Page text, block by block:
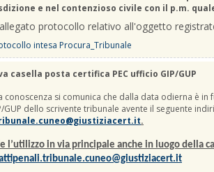
e nel contenzioso civile con il p.m.
protocollo relativo all'oggetto
intesa Procura_Tribunale
casella posta certifica PEC ufficio GIP/GUP
si comunica che dalla data odierna è in
GUP dello scrivente tribunale avente il seguente
.
l’utilizzo in via principale anche in luogo della